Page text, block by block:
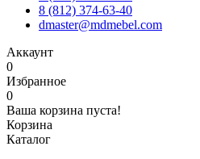
8 (812) 374-63-40
dmaster@mdmebel.com
Аккаунт
0
Избранное
0
Ваша корзина пуста!
Корзина
Каталог